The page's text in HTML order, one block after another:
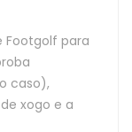
Footgolf para
caso),
xogo e a